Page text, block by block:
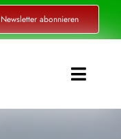
Newsletter abonnieren
Toggle